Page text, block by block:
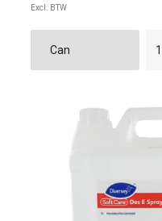
Excl. BTW